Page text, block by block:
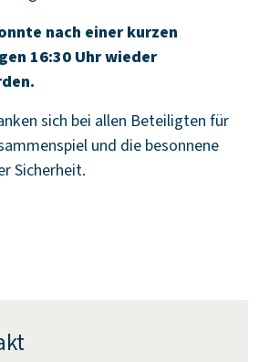
nach einer kurzen
16:30 Uhr wieder
sich bei allen Beteiligten für
und die besonnene
Sicherheit.